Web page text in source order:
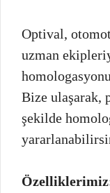
Optival,
uzman
Bize ulaşarak,
şekilde